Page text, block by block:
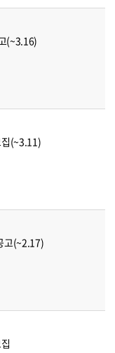
(~3.16)
집(~3.11)
고(~2.17)